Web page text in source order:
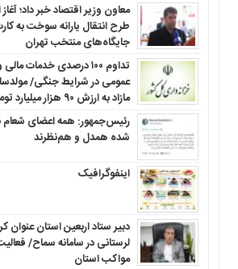
معاون وزیر اقتصاد خبر داد؛
طرح انتقال یارانه سوخت به
جایگاه‌های منتخب تهران
تداوم ۱۰۰ درصدی خدمات
مازاد به ارزش ۹۰ هزار میلیارد تومان
رئیس‌جمهور: همه اعضای شعام
شده همدل و هم‌نظرند
اینفوگرافیک
مواکب استان